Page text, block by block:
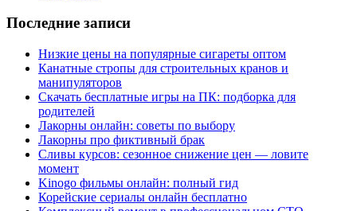
Последние записи
Низкие цены на популярные сигареты оптом
Канатные стропы для строительных кранов и
манипуляторов
Скачать бесплатные игры на ПК: подборка для
родителей
Лакорны онлайн: советы по выбору
Лакорны про фиктивный брак
Сливы курсов: сезонное снижение цен — ловите
момент
Kinogo фильмы онлайн: полный гид
Корейские сериалы онлайн бесплатно